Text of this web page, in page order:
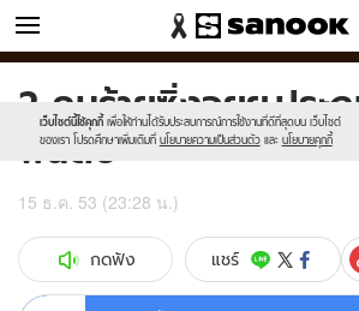
ข่าว
เว็บไซต์นี้ใช้คุกกี้ เพื่อให้ท่านได้รับประสบการณ์การใช้งานที่ดีที่สุดบน เว็บไซต์
ของเรา โปรดศึกษาเพิ่มเติมที่ นโยบายความเป็นส่วนตัว และ นโยบายคุกกี้
Sanook
//s.isanook.com/sr/0/images/logo-
new-
sanook.png
600
60
2 คนร้ายซิ่งจยย.ประ
ฟันดับ
15 ธ.ค. 53 (23:28 น.)
กดฟัง แชร์